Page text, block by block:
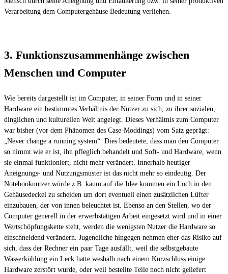
Verarbeitung dem Computergehäuse Bedeutung verliehen.
3. Funktionszusammenhänge zwischen
Menschen und Computer
Wie bereits dargestellt ist im Computer, in seiner Form und in seiner
Hardware ein bestimmtes Verhältnis der Nutzer zu sich, zu ihrer sozialen,
dinglichen und kulturellen Welt angelegt. Dieses Verhältnis zum Computer
war bisher (vor dem Phänomen des Case-Moddings) vom Satz geprägt:
„Never change a running system“. Dies bedeutete, dass man den Computer
so nimmt wie er ist, ihn pfleglich behandelt und Soft- und Hardware, wenn
sie einmal funktioniert, nicht mehr verändert. Innerhalb heutiger
Aneignungs- und Nutzungsmuster ist das nicht mehr so eindeutig. Der
Notebooknutzer würde z.B. kaum auf die Idee kommen ein Loch in den
Gehäusedeckel zu scheiden um dort eventuell einen zusätzlichen Lüfter
einzubauen, der von innen beleuchtet ist. Ebenso an den Stellen, wo der
Computer generell in der erwerbstätigen Arbeit eingesetzt wird und in einer
Wertschöpfungskette steht, werden die wenigsten Nutzer die Hardware so
einschneidend verändern. Jugendliche hingegen nehmen eher das Risiko auf
sich, dass der Rechner ein paar Tage ausfällt, weil die selbstgebaute
Wasserkühlung ein Leck hatte weshalb nach einem Kurzschluss einige
Hardware zerstört wurde, oder weil bestellte Teile noch nicht geliefert